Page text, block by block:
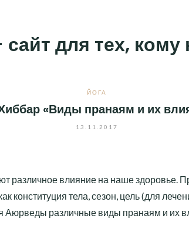
для тех,
ЙОГА
«Виды пранаям и их
13.11.2017
различное влияние на наше здоровье.
конституция тела, сезон, цель (для
Аюрведы различные виды пранаям и их